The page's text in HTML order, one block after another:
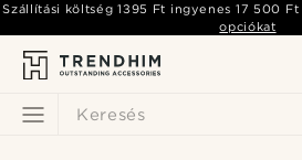
Keresés
Szállítási költség1395 Ft ingyenes 17 500 Ft
opciókat